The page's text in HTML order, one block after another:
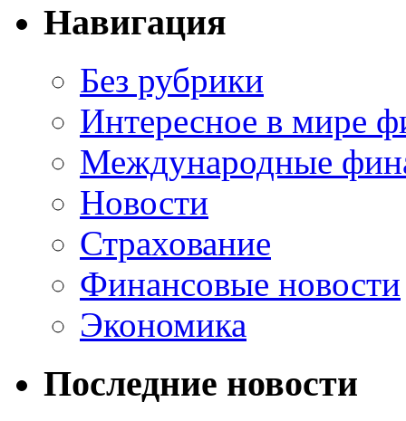
Навигация
Без рубрики
Интересное в мире
Международные
Новости
Страхование
Финансовые новости
Экономика
Последние новости